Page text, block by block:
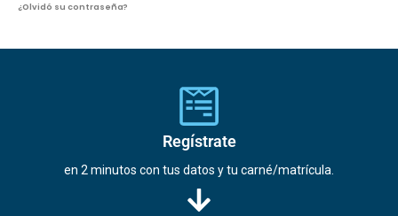
¿Olvidó su contraseña?
Regístrate
en 2 minutos con tus datos y tu carné/matrícula.